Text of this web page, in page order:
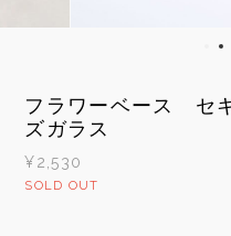
フラワーベース
ズガラス
¥2,530
SOLD OUT